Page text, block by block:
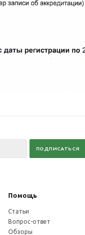
Помощь
Статьи
Вопрос-ответ
Обзоры